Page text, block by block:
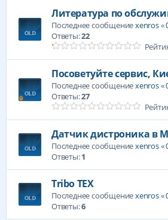
Литература по
Последнее сообщениеxenros«
Ответы:22
Посоветуйте сервис,
Последнее сообщениеxenros«
Ответы:27
Датчик дистроника в
Последнее сообщениеxenros«
Ответы:1
Tribo TEX
Последнее сообщениеxenros«
Ответы:6